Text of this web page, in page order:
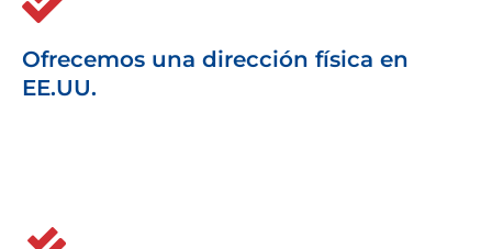
Ofrecemos una dirección física en
EE.UU.